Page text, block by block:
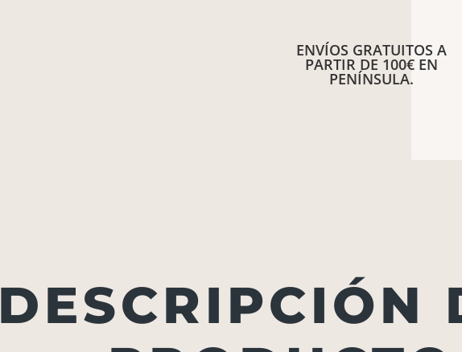
ENVÍOS GRATUITOS A
PARTIR DE 100€ EN
PENÍNSULA.
DESCRIPCIÓN